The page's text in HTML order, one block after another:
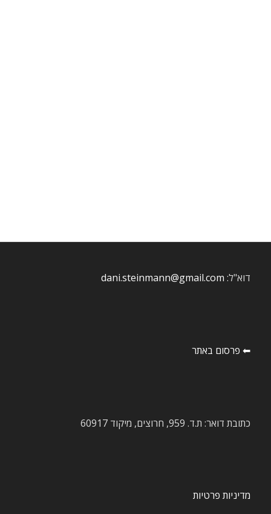
דוא"ל: dani.steinmann@gmail.com
⬅ פרסום באתר
כתובת דואר: ת.ד. 959, חרוצים, מיקוד 60917
מדיניות פרטיות